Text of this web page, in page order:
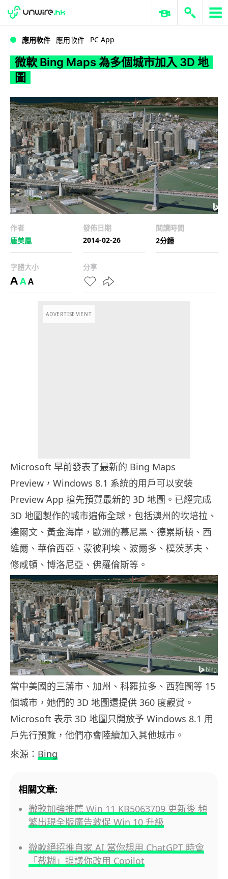
微軟 Bing Maps 為多個城市加入 3D 地圖
WWDC 2026 ERP 與商業 AI
應用軟件 應用軟件 PC App
微軟 Bing Maps 為多個城市加入 3D 地
圖
作者
唐美鳳
發佈日期
2014-02-26
閱讀時間
2分鐘
字體大小
AAA
分享
ADVERTISEMENT
Microsoft 早前發表了最新的 Bing Maps
Preview，Windows 8.1 系統的用戶可以安裝
Preview App 搶先預覽最新的 3D 地圖。已經完成
3D 地圖製作的城市遍佈全球，包括澳州的坎培拉、
達爾文、黃金海岸，歐洲的慕尼黑、德累斯頓、西
維爾、華倫西亞、蒙彼利埃、波爾多、樸茨茅夫、
修咸頓、博洛尼亞、佛羅倫斯等。
當中美國的三藩市、加州、科羅拉多、西雅圖等 15
個城市，她們的 3D 地圖還提供 360 度觀賞。
Microsoft 表示 3D 地圖只開放予 Windows 8.1 用
戶先行預覽，他們亦會陸續加入其他城市。
來源： Bing
相關文章:
微軟加強推薦 Win 11 KB5063709 更新後 頻
繁出現全版廣告敦促 Win 10 升級
微軟絕招推自家 AI 當你想用 ChatGPT 時會
「截糊」提議你改用 Copilot